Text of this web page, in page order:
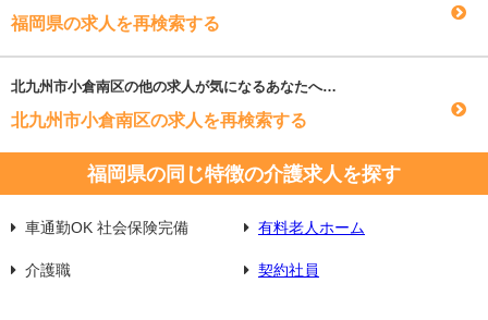
福岡県の求人を再検索する
北九州市小倉南区の他の求人が気になるあなたへ…
北九州市小倉南区の求人を再検索する
福岡県の同じ特徴の介護求人を探す
車通勤OK 社会保険完備 有料老人ホーム
介護職 契約社員